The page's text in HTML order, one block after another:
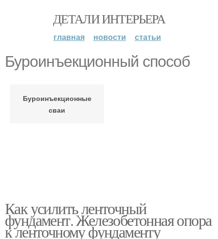
ДЕТАЛИ ИНТЕРЬЕРА
главная новости статьи
Буроинъекционный способ
Буроинъекционные
сваи
Как усилить ленточный
фундамент. Железобетонная опора
к ленточному фундаменту